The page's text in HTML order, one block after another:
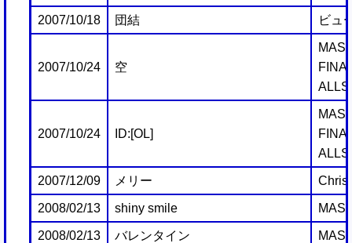
2007/10/18 団結 ビュ
2007/10/24 空
2007/10/24 ID:[OL]
2007/12/09 メリー
2008/02/13 shiny smile
2008/02/13 バレンタイン